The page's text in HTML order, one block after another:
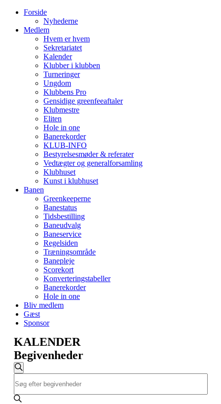
Forside
Nyhederne
Medlem
Hvem er hvem
Sekretariatet
Kalender
Klubber i klubben
Turneringer
Ungdom
Klubbens Pro
Gensidige greenfeeaftaler
Klubmestre
Eliten
Hole in one
Banerekorder
KLUB-INFO
Bestyrelsesmøder & referater
Vedtægter og generalforsamling
Klubhuset
Kunst i klubhuset
Banen
Greenkeeperne
Banestatus
Tidsbestilling
Baneudvalg
Baneservice
Regelsiden
Træningsområde
Banepleje
Scorekort
Konverteringstabeller
Banerekorder
Hole in one
Bliv medlem
Gæst
Sponsor
KALENDER
Begivenheder
Begivenheder
Søgning
og
Søg
efter
nøgleord.
Søg